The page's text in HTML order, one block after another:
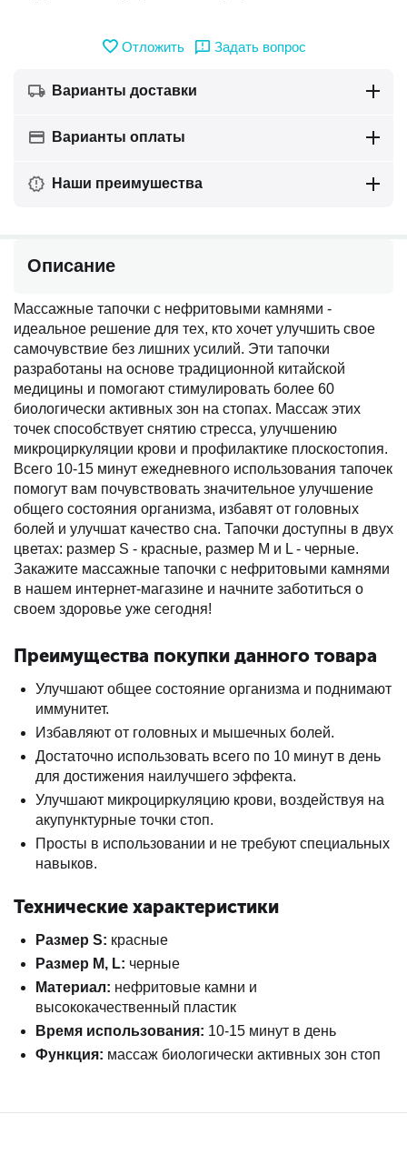
Отложить Задать вопрос
Варианты доставки
Варианты оплаты
Наши преимушества
Описание
Массажные тапочки с нефритовыми камнями -
идеальное решение для тех, кто хочет улучшить свое
самочувствие без лишних усилий. Эти тапочки
разработаны на основе традиционной китайской
медицины и помогают стимулировать более 60
биологически активных зон на стопах. Массаж этих
точек способствует снятию стресса, улучшению
микроциркуляции крови и профилактике плоскостопия.
Всего 10-15 минут ежедневного использования тапочек
помогут вам почувствовать значительное улучшение
общего состояния организма, избавят от головных
болей и улучшат качество сна. Тапочки доступны в двух
цветах: размер S - красные, размер M и L - черные.
Закажите массажные тапочки с нефритовыми камнями
в нашем интернет-магазине и начните заботиться о
своем здоровье уже сегодня!
Преимущества покупки данного товара
Улучшают общее состояние организма и поднимают
иммунитет.
Избавляют от головных и мышечных болей.
Достаточно использовать всего по 10 минут в день
для достижения наилучшего эффекта.
Улучшают микроциркуляцию крови, воздействуя на
акупунктурные точки стоп.
Просты в использовании и не требуют специальных
навыков.
Технические характеристики
Размер S: красные
Размер M, L: черные
Материал: нефритовые камни и
высококачественный пластик
Время использования: 10-15 минут в день
Функция: массаж биологически активных зон стоп